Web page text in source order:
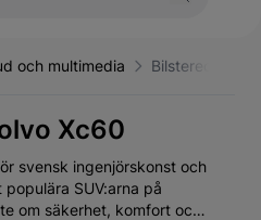
och multimedia Bilstereo
Xc60
svensk ingenjörskonst och
SUV:arna på
om säkerhet, komfort och